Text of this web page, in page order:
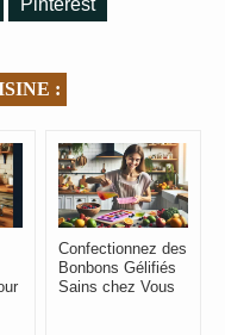
Pinterest
:
Confectionnez des
Bonbons Gélifiés
Sains chez Vous